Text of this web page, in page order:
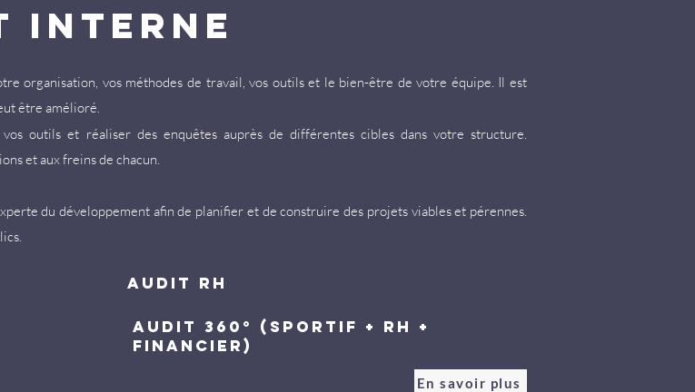
INTERNE
organisation, vos méthodes de travail, vos outils et le bien-être de votre équipe. Il est
être amélioré.
vos outils et réaliser des enquêtes auprès de différentes cibles dans votre structure.
et aux freins de chacun.
du développement afin de planifier et de construire des projets viables et pérennes.
audit RH
audit 360° (sportif + RH +
financier)
En savoir plus